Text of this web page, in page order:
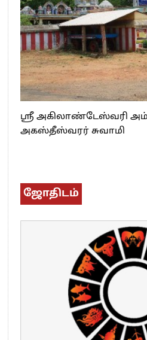
ஸ்ரீ அகிலாண்டேஸ்வரி
அகஸ்தீஸ்வரர் சுவாமி
ஜோதிடம்